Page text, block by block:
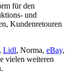
für den
und
Kundenretouren
Lidl, Norma, eBay,
vielen weiteren